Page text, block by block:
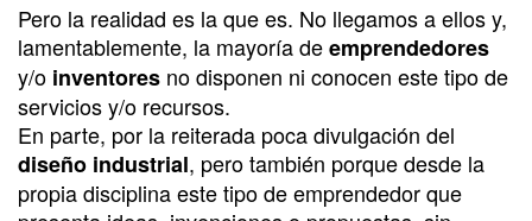
Pero la realidad es la que es. No llegamos a ellos y,
lamentablemente, la mayoría deemprendedores
y/o inventores no disponen ni conocen este tipo de
servicios y/o recursos.
En parte, por la reiterada poca divulgación del
diseño industrial, pero también porque desde la
propia disciplina este tipo de emprendedor que